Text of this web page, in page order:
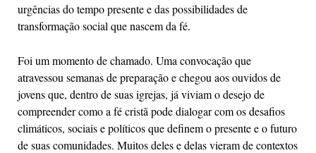
urgências do tempo presente e das possibilidades de
transformação social que nascem da fé.
Foi um momento de chamado. Uma convocação que
atravessou semanas de preparação e chegou aos ouvidos de
jovens que, dentro de suas igrejas, já viviam o desejo de
compreender como a fé cristã pode dialogar com os desafios
climáticos, sociais e políticos que definem o presente e o futuro
de suas comunidades. Muitos deles e delas vieram de contextos